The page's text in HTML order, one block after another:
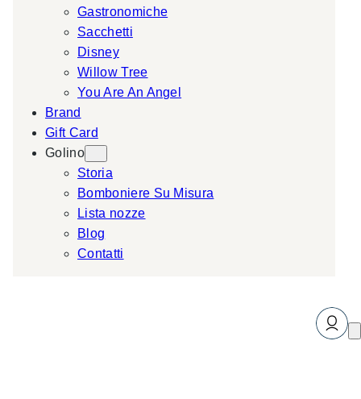
Gastronomiche
Sacchetti
Disney
Willow Tree
You Are An Angel
Brand
Gift Card
Golino
Storia
Bomboniere Su Misura
Lista nozze
Blog
Contatti